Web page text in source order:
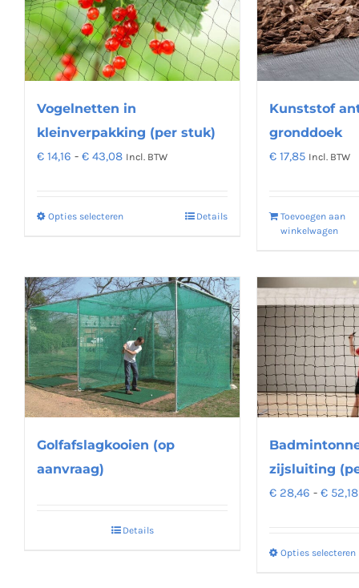
kan
gekozen
worden
op
de
productpagina
Vogelnetten in
kleinverpakking (per stuk)
€ 14,16 - € 43,08Prijsklasse:
€ 43,08
Incl. BTW
Opties selecterenDit
meerdere
variaties.
Deze
optie
kan
gekozen
worden
op
Details
Kunststof
gronddoek
€ 17,85 Incl. BTW
Toevoegen aan
winkelwagen
Golfafslagkooien (op
aanvraag)
Details
zijsluiting
€ 28,46 - € 52,18
Opties selecteren